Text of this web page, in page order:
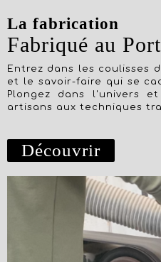
La fabrication
Fabriqué au
Entrez dans les coulisses
et le savoir-faire qui se
Plongez dans l'univers
artisans aux techniques
Découvrir